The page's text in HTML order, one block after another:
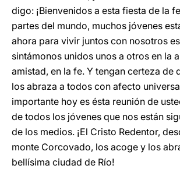
digo: ¡Bienvenidos a esta fiesta de la
partes del mundo, muchos jóvenes
ahora para vivir juntos con nosotros
sintámonos unidos unos a otros en la
amistad, en la fe. Y tengan certeza de
los abraza a todos con afecto
importante hoy es ésta reunión de
de todos los jóvenes que nos están
de los medios. ¡El Cristo Redentor,
monte Corcovado, los acoge y los
bellísima ciudad de Río!